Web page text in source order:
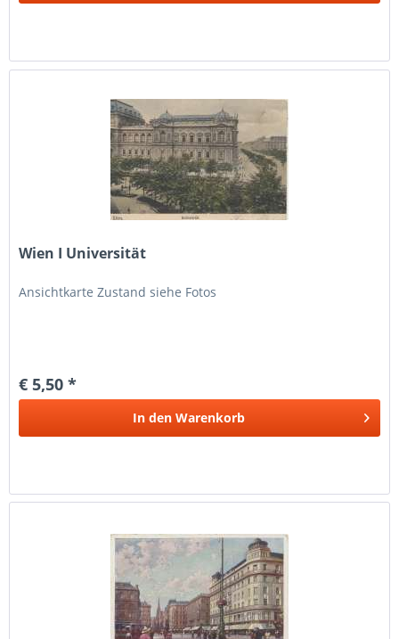
Wien I Universität
Ansichtkarte Zustand siehe Fotos
€ 5,50 *
In den Warenkorb